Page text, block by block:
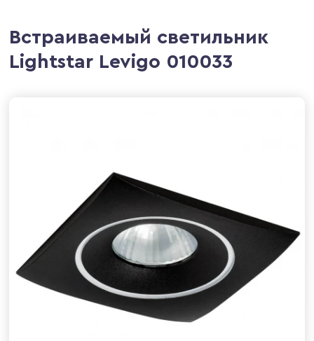
Встраиваемый светильник
Lightstar Levigo 010033